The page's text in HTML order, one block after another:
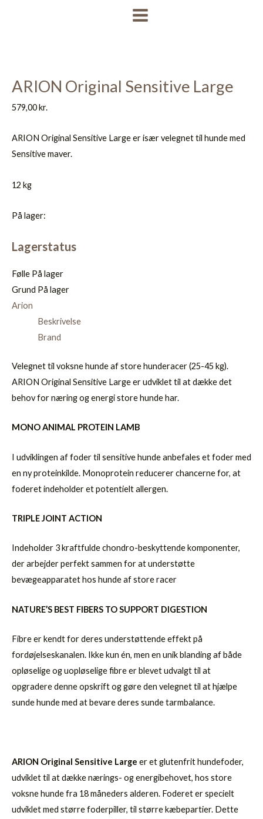
MAIN
ARION Original Sensitive Large
579,00kr.
ARION Original Sensitive Large er især velegnet til hunde med
Sensitive maver.
12 kg
På lager:
Lagerstatus
Følle På lager
Grund På lager
Arion
Beskrivelse
Brand
Velegnet til voksne hunde af store hunderacer (25-45 kg).
ARION Original Sensitive Large er udviklet til at dække det
behov for næring og energi store hunde har.
MONO ANIMAL PROTEIN LAMB
I udviklingen af foder til sensitive hunde anbefales et foder med
en ny proteinkilde. Monoprotein reducerer chancerne for, at
foderet indeholder et potentielt allergen.
TRIPLE JOINT ACTION
Indeholder 3 kraftfulde chondro-beskyttende komponenter,
der arbejder perfekt sammen for at understøtte
bevægeapparatet hos hunde af store racer
NATURE’S BEST FIBERS TO SUPPORT DIGESTION
Fibre er kendt for deres understøttende effekt på
fordøjelseskanalen. Ikke kun én, men en unik blanding af både
opløselige og uopløselige fibre er blevet udvalgt til at
opgradere denne opskrift og gøre den velegnet til at hjælpe
sunde hunde med at bevare deres sunde tarmbalance.
ARION Original Sensitive Large er et glutenfrit hundefoder,
udviklet til at dække nærings- og energibehovet, hos store
voksne hunde fra 18 måneders alderen. Foderet er specielt
udviklet med større foderpiller, til større kæbepartier. Dette